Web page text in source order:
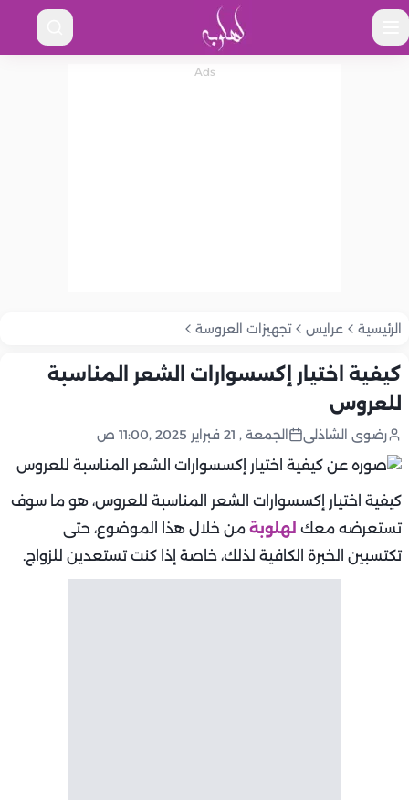
الرئيسية عرايس تجهيزات العروسة
كيفية اختيار إكسسوارات الشعر المناسبة
للعروس
رضوى الشاذلى الجمعة , 21 فبراير 2025 ,11:00 ص
كيفية اختيار إكسسوارات الشعر المناسبة للعروس، هو ما سوف
تستعرضه معك لهلوبة من خلال هذا الموضوع، حتى
تكتسبين الخبرة الكافية لذلك، خاصة إذا كنتِ تستعدين للزواج.